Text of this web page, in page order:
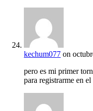
kechum077 on
pero es mi primer
para registrarme en